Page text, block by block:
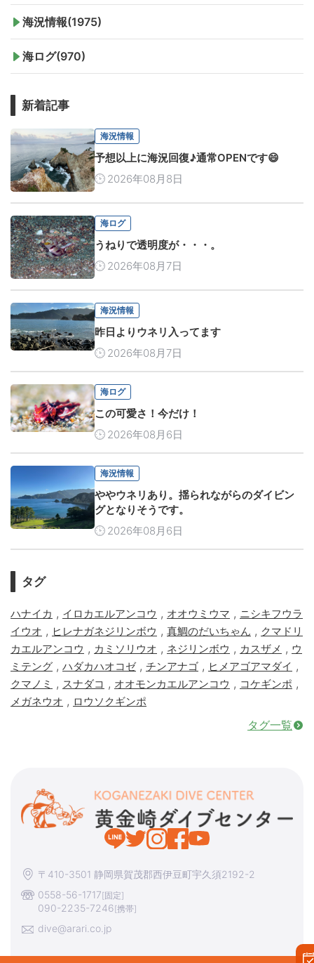
海況情報(1975)
海ログ(970)
新着記事
海況情報
予想以上に海況回復♪通常OPENです😄
2026年08月8日
海ログ
うねりで透明度が・・・。
2026年08月7日
海況情報
昨日よりウネリ入ってます
2026年08月7日
海ログ
この可愛さ！今だけ！
2026年08月6日
海況情報
ややウネリあり。揺られながらのダイビン
グとなりそうです。
2026年08月6日
タグ
ハナイカ , イロカエルアンコウ , オオウミウマ , ニシキフウラ
イウオ , ヒレナガネジリンボウ , 真鯛のだいちゃん , クマドリ
カエルアンコウ , カミソリウオ , ネジリンボウ , カスザメ , ウ
ミテング , ハダカハオコゼ, チンアナゴ , ヒメアゴアマダイ ,
クマノミ , スナダコ , オオモンカエルアンコウ , コケギンポ ,
メガネウオ , ロウソクギンポ
タグ一覧
〒410-3501 静岡県賀茂郡西伊豆町宇久須2192-2
0558-56-1717[固定]
090-2235-7246[携帯]
dive@arari.co.jp